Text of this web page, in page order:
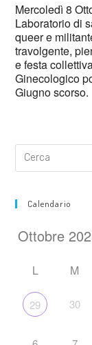
Mercoledì 8
Laboratorio di
queer e
travolgente,
e festa
Ginecologico
Giugno scorso.
Calendario
L M
29 30